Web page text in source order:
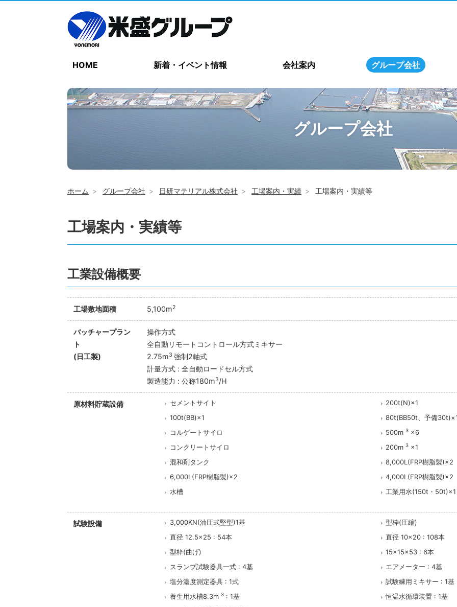
HOME 新着・イベント情報 会社案内 グループ会社
グループ会社
ホーム グループ会社 日研マテリアル株式会社 工場案内・実績 工場案内・実績等
工場案内・実績等
工業設備概要
工場敷地面積 5,100m2
バッチャープラン
ト
(日工製)
操作方式
全自動リモートコントロール方式ミキサー
2.75m3 強制2軸式
計量方式 : 全自動ロードセル方式
製造能力 : 公称180m3/H
原材料貯蔵設備 セメントサイト
200t(N)×1
100t(BB)×1
80t(BB50t、予備
コルゲートサイロ
500m3 ×6
コンクリートサイロ
200m3 ×1
混和剤タンク
8,000L(FRP樹脂製)×2
6,000L(FRP樹脂製)×2
4,000L(FRP樹脂製)×2
水槽
工業用水(150t・
試験設備 3,000KN(油圧式堅型)1基
型枠(圧縮)
直径 12.5×25 : 54本
直径 10×20 : 108本
型枠(曲げ)
15×15×53 : 6本
スランプ試験器具一式 : 4基
エアメーター : 4基
塩分濃度測定器具 : 1式
試験練用ミキサー : 1基
養生用水槽8.3m 3 : 1基
恒温水循環装置 : 1基